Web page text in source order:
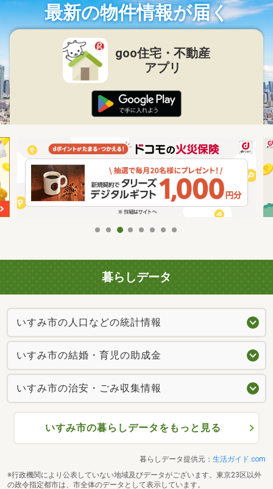
最新の物件情報が届く
goo住宅・不動産
アプリ
暮らしデータ
いすみ市の人口などの統計情報
いすみ市の結婚・育児の助成金
いすみ市の治安・ごみ収集情報
いすみ市の暮らしデータをもっと見る
暮らしデータ提供元： 生活ガイド.com
※行政機関により公表していない地域及びデータがございます。東京23区以外
の政令指定都市は、市全体のデータとして表示しています。